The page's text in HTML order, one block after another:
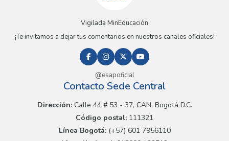
Vigilada MinEducación
¡Te invitamos a dejar tus comentarios en nuestros canales oficiales!
@esapoficial
Contacto Sede Central
Dirección:Calle 44 # 53 - 37, CAN, Bogotá D.C.
Código postal: 111321
Línea Bogotá:(+57) 601 7956110